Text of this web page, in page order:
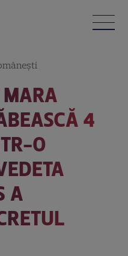
4
O
A